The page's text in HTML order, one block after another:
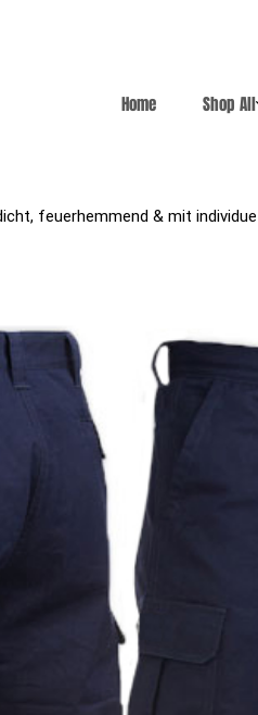
Home Shop All
feuerhemmend & mit individue